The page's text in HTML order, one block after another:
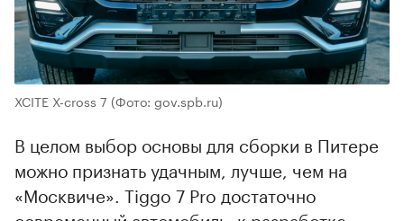
XCITE X-cross 7 (Фото: gov.spb.ru)
В целом выбор основы для сборки в Питере
можно признать удачным, лучше, чем на
«Москвиче». Tiggo 7 Pro достаточно